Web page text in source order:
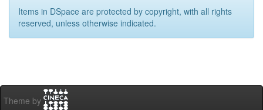
Items in DSpace are protected by copyright, with all rights
reserved, unless otherwise indicated.
Theme by